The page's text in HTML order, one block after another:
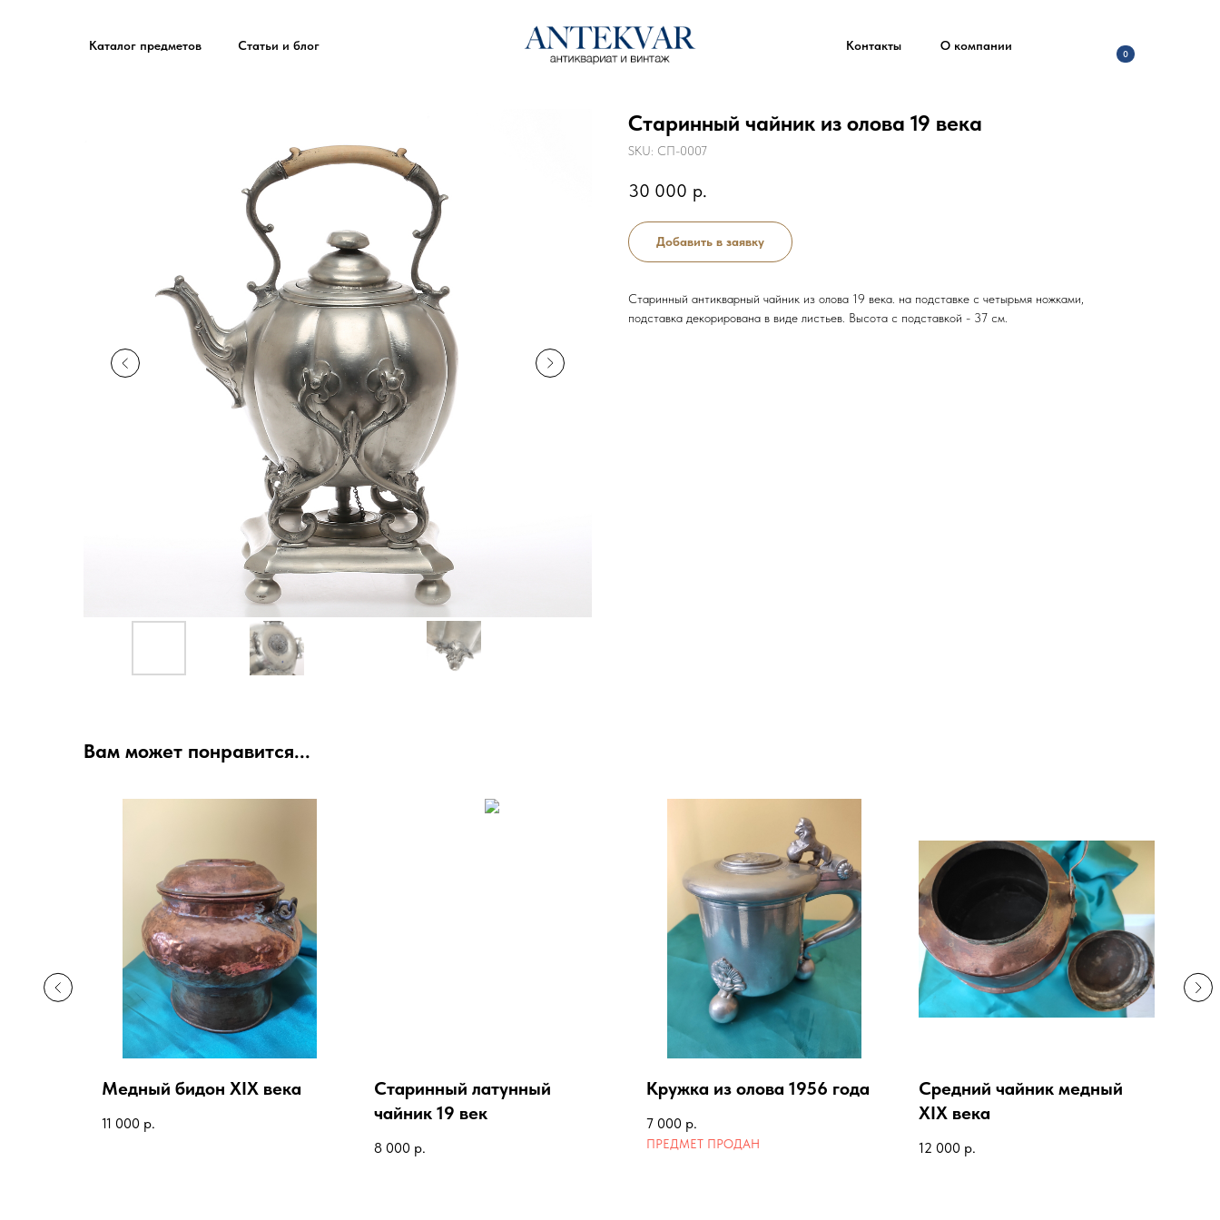
Каталог предметов Статьи и блог Контакты О компании
0
Старинный чайник из олова 19 века
SKU: СП-0007
30 000 р.
Добавить в заявку
Старинный антикварный чайник из олова 19 века. на подставке с четырьмя ножками,
подставка декорирована в виде листьев. Высота с подставкой - 37 см.
Вам может понравится...
Медный бидон XIX века
11 000 р.
Старинный латунный
чайник 19 век
8 000 р.
Кружка из олова 1956 года
7 000 р.
Средний чайник медный
XIX века
12 000 р.